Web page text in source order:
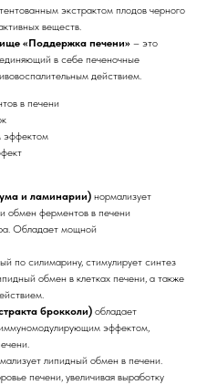
экстрактом плодов черного
веществ.
«Поддержка печени» – это
в себе печеночные
действием.
в печени
эффектом
и ламинарии) нормализует
обмен ферментов в печени
Обладает мощной
по силимарину, стимулирует синтез
обмен в клетках печени, а также
брокколи) обладает
эффектом,
липидный обмен в печени.
печени, увеличивая выработку